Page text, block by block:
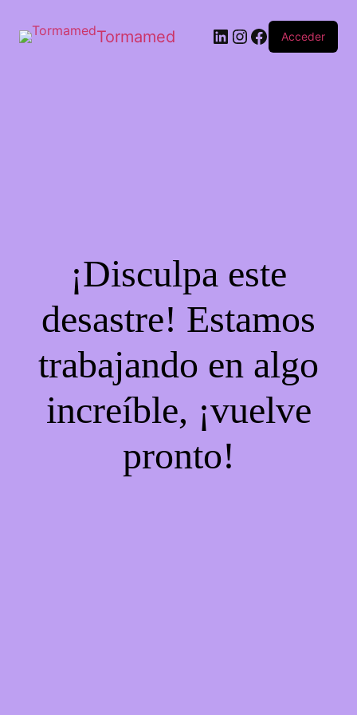
Tormamed Acceder
¡Disculpa este
desastre! Estamos
trabajando en algo
increíble, ¡vuelve
pronto!